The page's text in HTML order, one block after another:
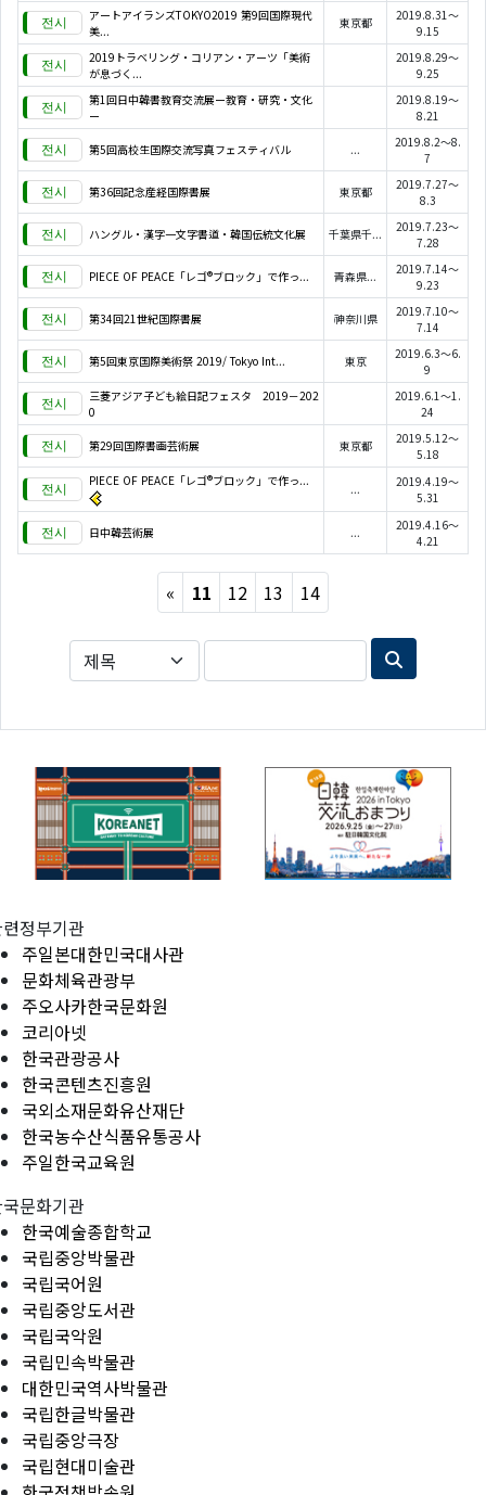
アートアイランズTOKYO2019 第9回国際現代
美...
東京都
2019.8.31～
9.15
2019トラベリング・コリアン・アーツ「美術
が息づく...
2019.8.29～
9.25
第1回日中韓書教育交流展ー教育・研究・文化
ー
2019.8.19～
8.21
第5回高校生国際交流写真フェスティバル ...
2019.8.2～8.
7
第36回記念産経国際書展 東京都
2019.7.27～
8.3
ハングル・漢字一文字書道・韓国伝統文化展 千葉県千...
2019.7.23～
7.28
PIECE OF PEACE「レゴ®ブロック」で作っ... 青森県...
2019.7.14～
9.23
第34回21世紀国際書展 神奈川県
2019.7.10～
7.14
第5回東京国際美術祭 2019/ Tokyo Int... 東京
2019.6.3～6.
9
三菱アジア子ども絵日記フェスタ 2019－202
0
2019.6.1～1.
24
第29回国際書画芸術展 東京都
2019.5.12～
5.18
PIECE OF PEACE「レゴ®ブロック」で作っ...
...
2019.4.19～
5.31
日中韓芸術展 ...
2019.4.16～
4.21
« Previous
11 12 13 14
정부기관
주일본대한민국대사관
문화체육관광부
주오사카한국문화원
코리아넷
한국관광공사
한국콘텐츠진흥원
국외소재문화유산재단
한국농수산식품유통공사
주일한국교육원
문화기관
한국예술종합학교
국립중앙박물관
국립국어원
국립중앙도서관
국립국악원
국립민속박물관
대한민국역사박물관
국립한글박물관
국립중앙극장
국립현대미술관